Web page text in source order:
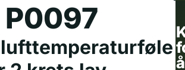
P0097
å